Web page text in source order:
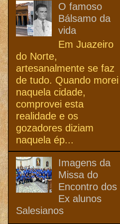
O famoso
Bálsamo da
vida
Em Juazeiro
do Norte,
artesanalmente se faz
de tudo. Quando morei
naquela cidade,
comprovei esta
realidade e os
gozadores diziam
naquela ép...
Imagens da
Missa do
Encontro dos
Ex alunos
Salesianos